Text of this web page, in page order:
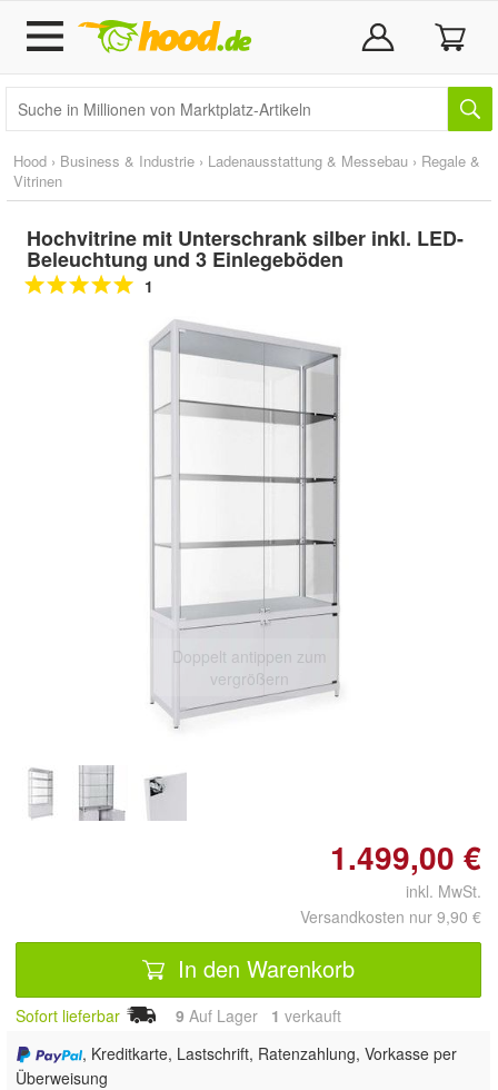
Hood › Business & Industrie › Ladenausstattung & Messebau › Regale &
Vitrinen
Hochvitrine mit Unterschrank silber inkl. LED-
Beleuchtung und 3 Einlegeböden
1
Doppelt antippen zum
vergrößern
1.499,00 €
inkl. MwSt.
Versandkosten nur 9,90 €
In den Warenkorb
Sofort lieferbar 9 Auf Lager 1 verkauft
, Kreditkarte, Lastschrift, Ratenzahlung, Vorkasse per
Überweisung